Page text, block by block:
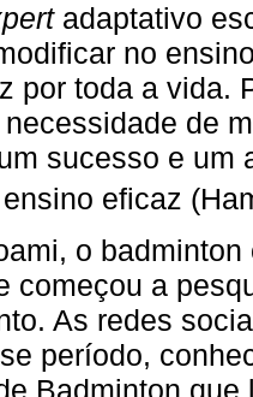
adaptativo
no
por toda a vida.
de
sucesso e um
eficaz
o
começou a
As redes
período,
Badminton